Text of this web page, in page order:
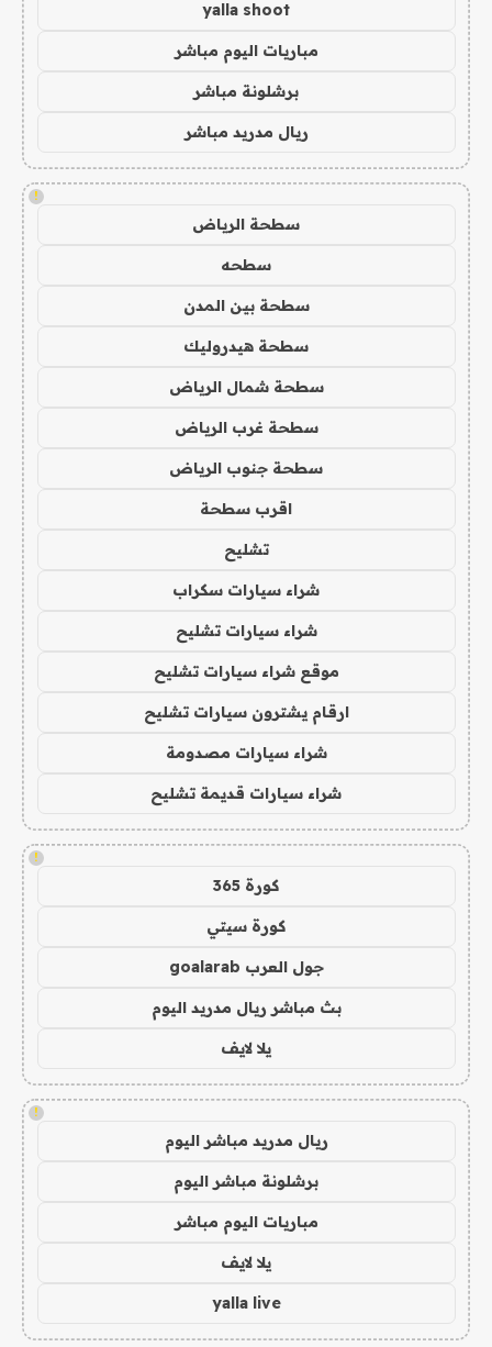
yalla shoot
مباريات اليوم مباشر
برشلونة مباشر
ريال مدريد مباشر
!
سطحة الرياض
سطحه
سطحة بين المدن
سطحة هيدروليك
سطحة شمال الرياض
سطحة غرب الرياض
سطحة جنوب الرياض
اقرب سطحة
تشليح
شراء سيارات سكراب
شراء سيارات تشليح
موقع شراء سيارات تشليح
ارقام يشترون سيارات تشليح
شراء سيارات مصدومة
شراء سيارات قديمة تشليح
!
كورة 365
كورة سيتي
جول العرب goalarab
بث مباشر ريال مدريد اليوم
يلا لايف
!
ريال مدريد مباشر اليوم
برشلونة مباشر اليوم
مباريات اليوم مباشر
يلا لايف
yalla live